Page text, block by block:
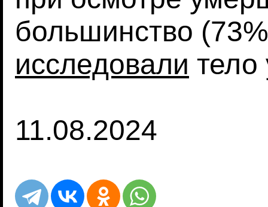
большинство
исследовали тело
11.08.2024